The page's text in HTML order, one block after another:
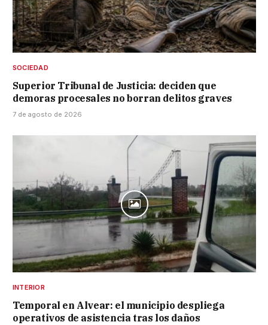
SOCIEDAD
Superior Tribunal de Justicia: deciden que
demoras procesales no borran delitos graves
7 de agosto de 2026
INTERIOR
Temporal en Alvear: el municipio despliega
operativos de asistencia tras los daños